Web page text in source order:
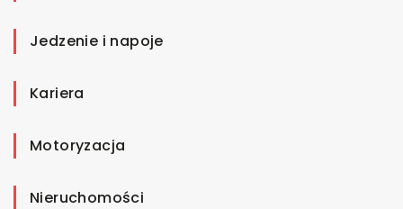
Jedzenie i napoje
Kariera
Motoryzacja
Nieruchomości